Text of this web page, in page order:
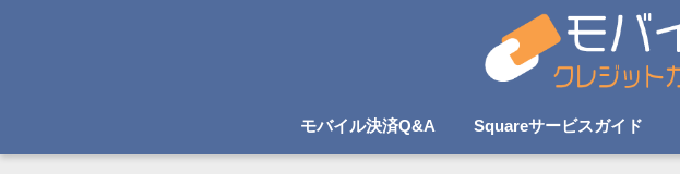
モバイル決済Q&A Squareサービスガイド